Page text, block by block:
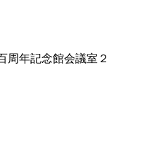
周年記念館会議室２